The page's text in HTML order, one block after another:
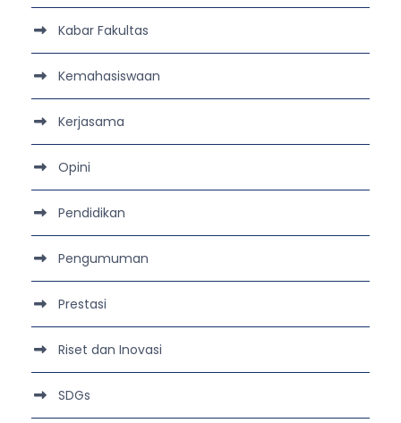
Kabar Fakultas
Kemahasiswaan
Kerjasama
Opini
Pendidikan
Pengumuman
Prestasi
Riset dan Inovasi
SDGs